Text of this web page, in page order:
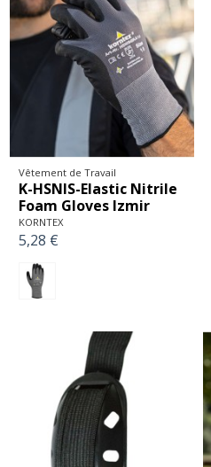
Vêtement de Travail
K-HSNIS-Elastic Nitrile
Foam Gloves Izmir
KORNTEX
5,28 €